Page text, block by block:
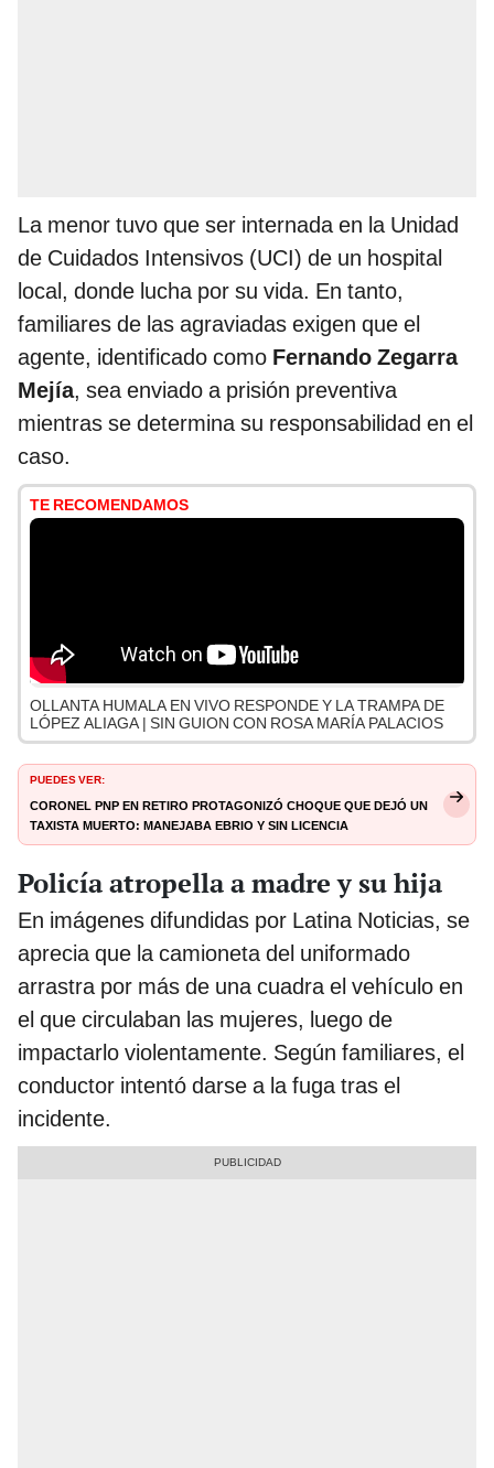
La menor tuvo que ser internada en la Unidad
de Cuidados Intensivos (UCI) de un hospital
local, donde lucha por su vida. En tanto,
familiares de las agraviadas exigen que el
agente, identificado como Fernando Zegarra
Mejía, sea enviado a prisión preventiva
mientras se determina su responsabilidad en el
caso.
TE RECOMENDAMOS
OLLANTA HUMALA EN VIVO RESPONDE Y LA TRAMPA DE
LÓPEZ ALIAGA | SIN GUION CON ROSA MARÍA PALACIOS
PUEDES VER:
Coronel PNP en retiro protagonizó choque que dejó un
taxista muerto: manejaba ebrio y sin licencia
Policía atropella a madre y su hija
En imágenes difundidas por Latina Noticias, se
aprecia que la camioneta del uniformado
arrastra por más de una cuadra el vehículo en
el que circulaban las mujeres, luego de
impactarlo violentamente. Según familiares, el
conductor intentó darse a la fuga tras el
incidente.